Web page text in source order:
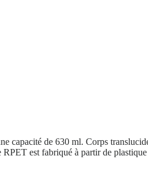
capacité de 630 ml. Corps
est fabriqué à partir de